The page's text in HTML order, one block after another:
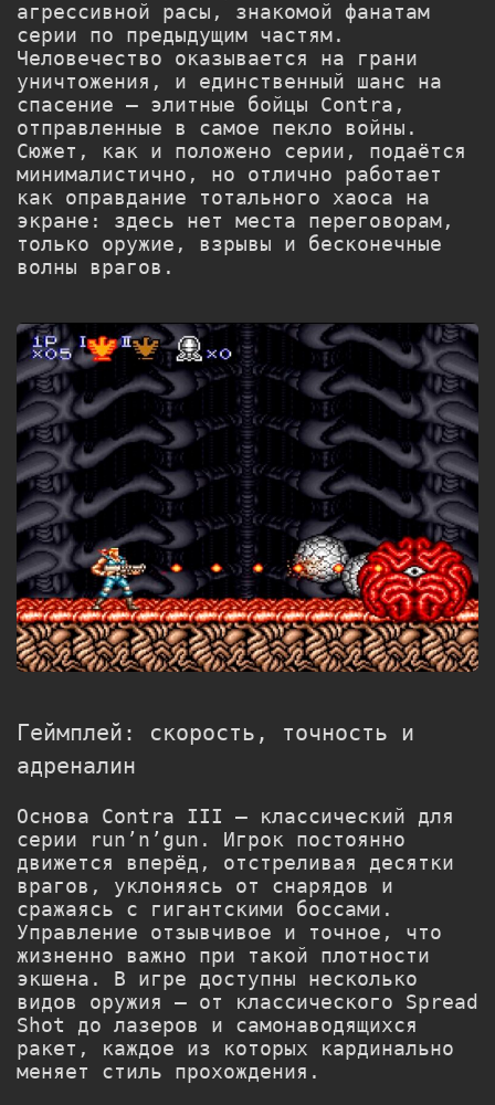
агрессивной расы, знакомой фанатам
серии по предыдущим частям.
Человечество оказывается на грани
уничтожения, и единственный шанс на
спасение — элитные бойцы Contra,
отправленные в самое пекло войны.
Сюжет, как и положено серии, подаётся
минималистично, но отлично работает
как оправдание тотального хаоса на
экране: здесь нет места переговорам,
только оружие, взрывы и бесконечные
волны врагов.
Геймплей: скорость, точность и
адреналин
Основа Contra III — классический для
серии run’n’gun. Игрок постоянно
движется вперёд, отстреливая десятки
врагов, уклоняясь от снарядов и
сражаясь с гигантскими боссами.
Управление отзывчивое и точное, что
жизненно важно при такой плотности
экшена. В игре доступны несколько
видов оружия — от классического Spread
Shot до лазеров и самонаводящихся
ракет, каждое из которых кардинально
меняет стиль прохождения.